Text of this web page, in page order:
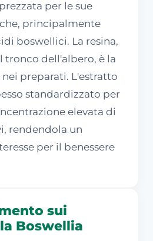
per le sue
principalmente
boswellici. La resina,
tronco dell'albero, è la
preparati. L'estratto
standardizzato per
elevata di
rendendola un
per il benessere
sui
Boswellia